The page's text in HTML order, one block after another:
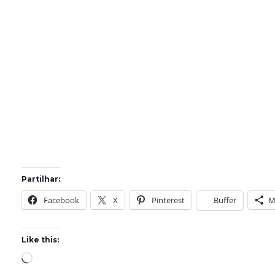
Partilhar:
Facebook X Pinterest Buffer
Like this:
L